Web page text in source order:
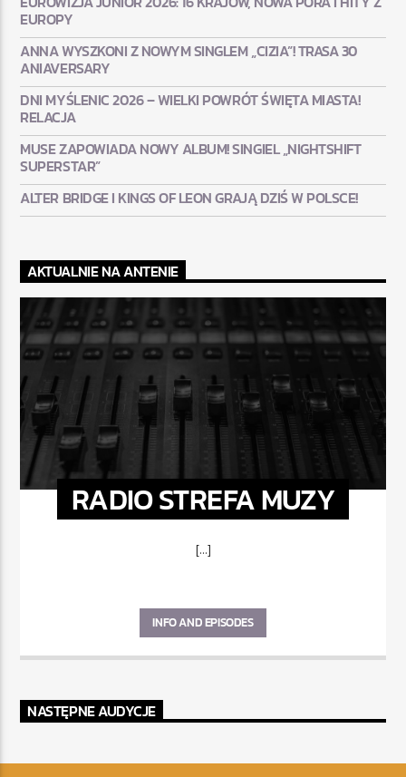
EUROPY
ANNA WYSZKONI Z NOWYM SINGLEM „CIZIA”! TRASA 30
ANIAVERSARY
DNI MYŚLENIC 2026 – WIELKI POWRÓT ŚWIĘTA MIASTA!
RELACJA
MUSE ZAPOWIADA NOWY ALBUM! SINGIEL „NIGHTSHIFT
SUPERSTAR”
ALTER BRIDGE I KINGS OF LEON GRAJĄ DZIŚ W POLSCE!
AKTUALNIE NA ANTENIE
RADIO STREFA MUZY
[...]
INFO AND EPISODES
NASTĘPNE AUDYCJE